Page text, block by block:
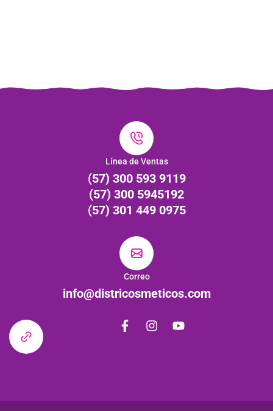
Línea de Ventas
(57) 300 593 9119
(57) 300 5945192
(57) 301 449 0975
Correo
info@districosmeticos.com